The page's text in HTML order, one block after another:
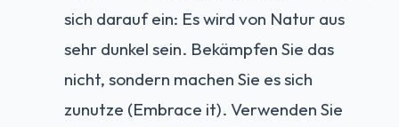
sich darauf ein: Es wird von Natur aus
sehr dunkel sein. Bekämpfen Sie das
nicht, sondern machen Sie es sich
zunutze (Embrace it). Verwenden Sie